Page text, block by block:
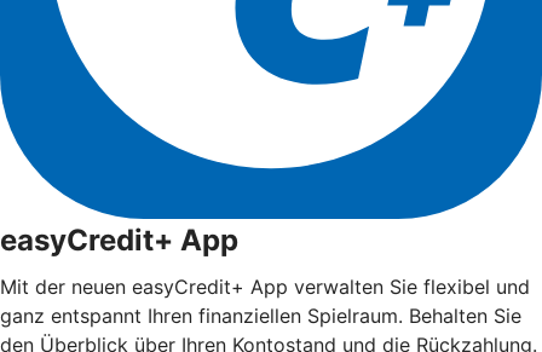
easyCredit+ App
Mit der neuen easyCredit+ App verwalten Sie flexibel und
ganz entspannt Ihren finanziellen Spielraum. Behalten Sie
den Überblick über Ihren Kontostand und die Rückzahlung.